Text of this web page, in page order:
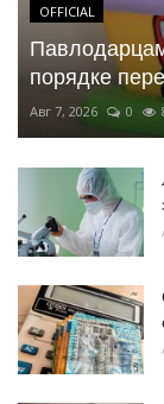
OFFICIAL
порядке
Авг 7, 2026 0